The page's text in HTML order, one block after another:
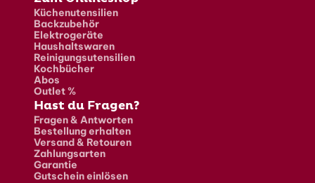
Küchenutensilien
Backzubehör
Elektrogeräte
Haushaltswaren
Reinigungsutensilien
Kochbücher
Abos
Outlet %
Hast du Fragen?
Fragen & Antworten
Bestellung erhalten
Versand & Retouren
Zahlungsarten
Garantie
Gutschein einlösen